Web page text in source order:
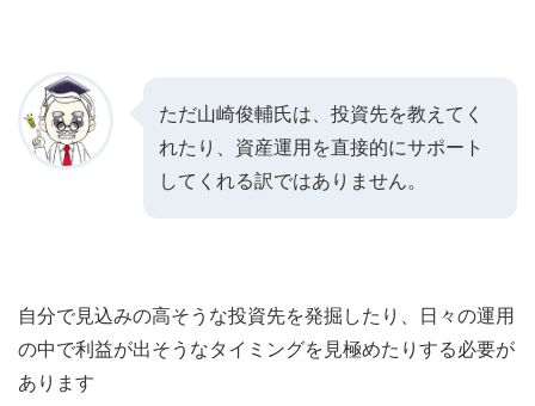
ただ山崎俊輔氏は、投資先を教えてく
れたり、資産運用を直接的にサポート
してくれる訳ではありません。
自分で見込みの高そうな投資先を発掘したり、日々の運用
の中で利益が出そうなタイミングを見極めたりする必要が
あります